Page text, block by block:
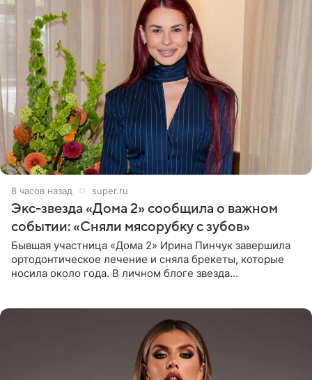
8 часов назад super.ru
Экс-звезда «Дома 2» сообщила о важном
событии: «Сняли мясорубку с зубов»
Бывшая участница «Дома 2» Ирина Пинчук завершила
ортодонтическое лечение и сняла брекеты, которые
носила около года. В личном блоге звезда